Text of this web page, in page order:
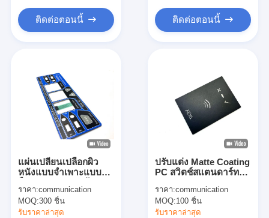
ติดต่อเรา
สวิตช์เมมเบรน LED
สวิตช์เมมเบรนสัมผัส
สวิตช์เมมเบรน FPC
สวิตช์เมมเบรนกันน้ำ
ติดต่อตอนนี้ ติดต่อตอนนี้
แผ่นเปลี่ยนเปลือกผิว
หนังแบบจําเพาะแบบ
เครื่องเชื่อมสี่ตัว
ราคา:communication
MOQ:300 ชิ้น
รับราคาล่าสุด
ปรับแต่ง Matte Coating
PC สวิตช์สแตนดาร์ท
Membrane
ราคา:communication
MOQ:100 ชิ้น
รับราคาล่าสุด